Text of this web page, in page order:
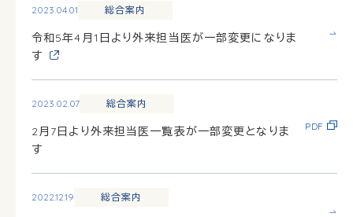
2023.04.01 総合案内
令和5年4月1日より外来担当医が一部変更になりま
す
2023.02.07 総合案内
2月7日より外来担当医一覧表が一部変更となりま
す
PDF
2022.12.19 総合案内